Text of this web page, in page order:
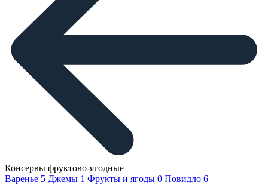
Консервы фруктово-ягодные
Варенье 5 Джемы 1 Фрукты и ягоды 0 Повидло 6